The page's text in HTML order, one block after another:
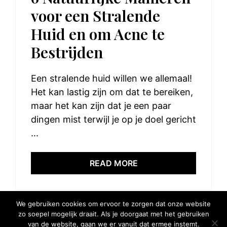
voor een Stralende
Huid en om Acne te
Bestrijden
Een stralende huid willen we allemaal!
Het kan lastig zijn om dat te bereiken,
maar het kan zijn dat je een paar
dingen mist terwijl je op je doel gericht
...
READ MORE
We gebruiken cookies om ervoor te zorgen dat onze website
zo soepel mogelijk draait. Als je doorgaat met het gebruiken
van de website, gaan we er vanuit dat ermee instemt.